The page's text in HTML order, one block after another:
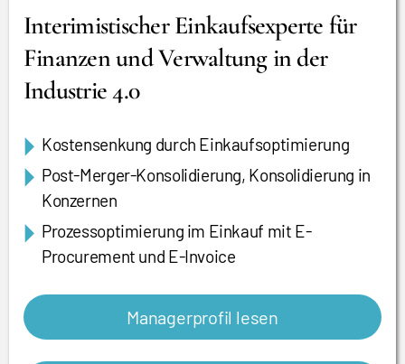
Interimistischer Einkaufsexperte für
Finanzen und Verwaltung in der
Industrie 4.0
Kostensenkung durch Einkaufsoptimierung
Post-Merger-Konsolidierung, Konsolidierung in
Konzernen
Prozessoptimierung im Einkauf mit E-
Procurement und E-Invoice
Managerprofil lesen